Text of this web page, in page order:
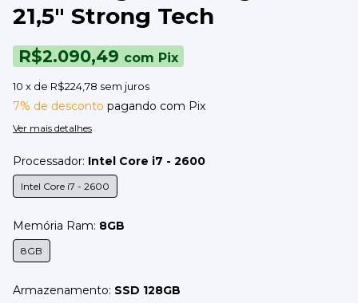
21,5" Strong Tech
R$2.090,49 com Pix
10 x de R$224,78 sem juros
7% de desconto pagando com Pix
Ver mais detalhes
Processador: Intel Core i7 - 2600
Intel Core i7 - 2600
Memória Ram: 8GB
8GB
Armazenamento: SSD 128GB